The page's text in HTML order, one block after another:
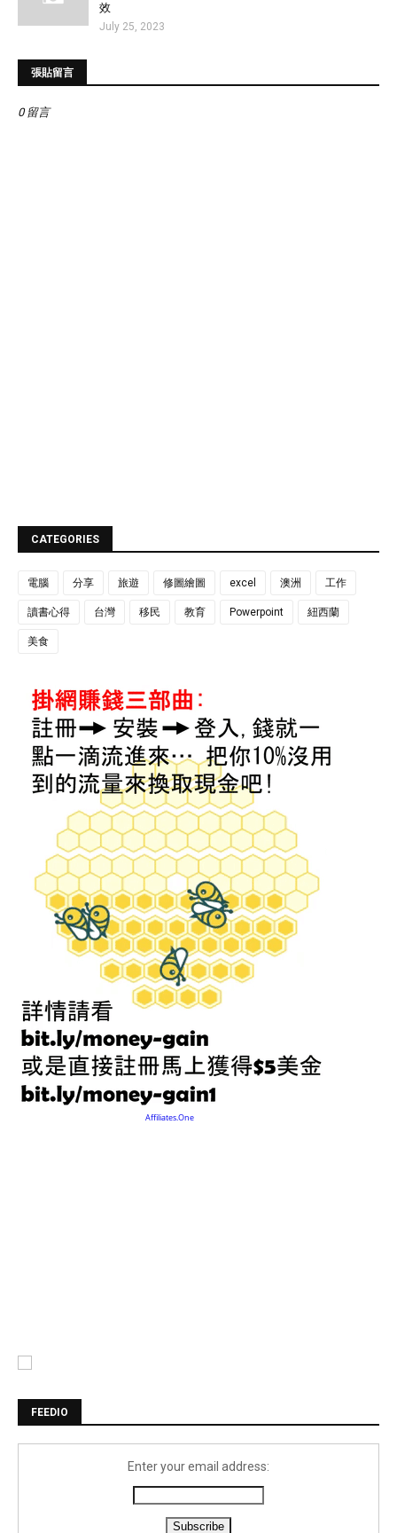
效
July 25, 2023
張貼留言
0 留言
CATEGORIES
電腦 分享 旅遊 修圖繪圖 excel 澳洲 工作
讀書心得 台灣 移民 教育 Powerpoint 紐西蘭
美食
FEEDIO
Enter your email address: